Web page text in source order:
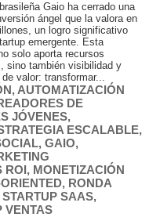
Gaio ha cerrado una
ángel que la valora en
un logro significativo
emergente. Esta
solo aporta recursos
sino también visibilidad y
valor: transformar...
, AUTOMATIZACIÓN
DE
JÓVENES,
ESCALABLE,
, GAIO,
ROI, MONETIZACIÓN
, RONDA
STARTUP SAAS,
VENTAS